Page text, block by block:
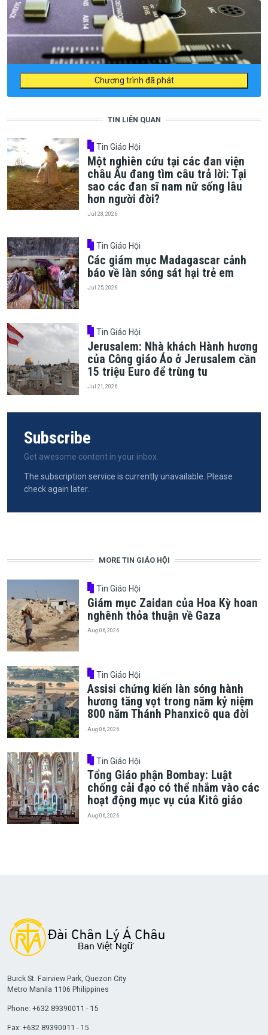
Chương trình đã phát
TIN LIÊN QUAN
Tin Giáo Hội
Một nghiên cứu tại các đan viện
châu Âu đang tìm câu trả lời: Tại
sao các đan sĩ nam nữ sống lâu
hơn người đời?
Jul 28, 2026
Tin Giáo Hội
Các giám mục Madagascar cảnh
báo về làn sóng sát hại trẻ em
Jul 25, 2026
Tin Giáo Hội
Jerusalem: Nhà khách Hành hương
của Công giáo Áo ở Jerusalem cần
15 triệu Euro để trùng tu
Jul 21, 2026
Subscribe
Get awesome content in your inbox.
The subscription service is currently unavailable. Please
check again later.
MORE TIN GIÁO HỘI
Tin Giáo Hội
Giám mục Zaidan của Hoa Kỳ hoan
nghênh thỏa thuận về Gaza
Aug 06, 2026
Tin Giáo Hội
Assisi chứng kiến làn sóng hành
hương tăng vọt trong năm kỷ niệm
800 năm Thánh Phanxicô qua đời
Aug 06, 2026
Tin Giáo Hội
Tổng Giáo phận Bombay: Luật
chống cải đạo có thể nhắm vào các
hoạt động mục vụ của Kitô giáo
Aug 06, 2026
Buick St. Fairview Park, Quezon City
Metro Manila 1106 Philippines
Phone: +632 89390011 - 15
Fax: +632 89390011 - 15